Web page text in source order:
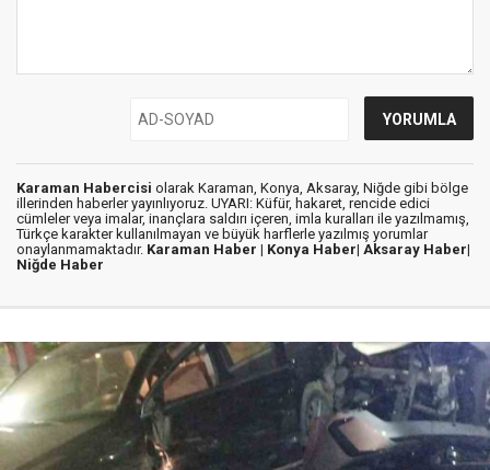
Karaman Habercisi olarak Karaman, Konya, Aksaray, Niğde gibi bölge
illerinden haberler yayınlıyoruz. UYARI: Küfür, hakaret, rencide edici
cümleler veya imalar, inançlara saldırı içeren, imla kuralları ile yazılmamış,
Türkçe karakter kullanılmayan ve büyük harflerle yazılmış yorumlar
onaylanmamaktadır. Karaman Haber | Konya Haber| Aksaray Haber|
Niğde Haber